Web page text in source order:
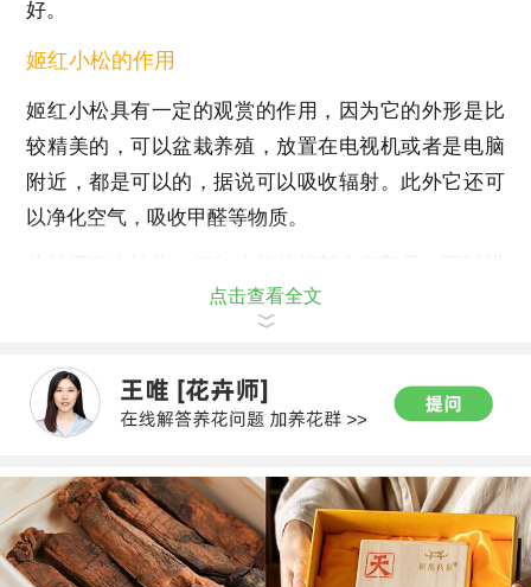
好。
姬红小松的作用
姬红小松具有一定的观赏的作用，因为它的外形是比
较精美的，可以盆栽养殖，放置在电视机或者是电脑
附近，都是可以的，据说可以吸收辐射。此外它还可
以净化空气，吸收甲醛等物质。
点击查看全文